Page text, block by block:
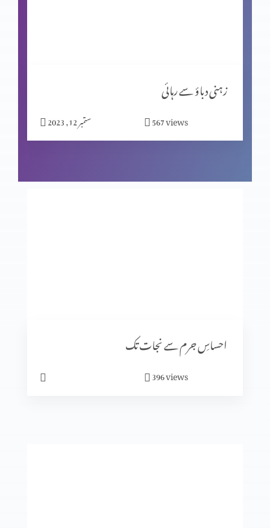
مسیحیت اور شاگردیت پارٹ 2
نیا سال کیوں مناتے ہیں؟
ایمان میں کیسے آگے بڑھیں؟
زہنی دباؤ سے رہائی
ستمبر 12, 2023 567views
احساسِ جرم سے نجات تک
396views